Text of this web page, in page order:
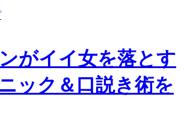
がイイ女を落とす
ック＆口説き術を